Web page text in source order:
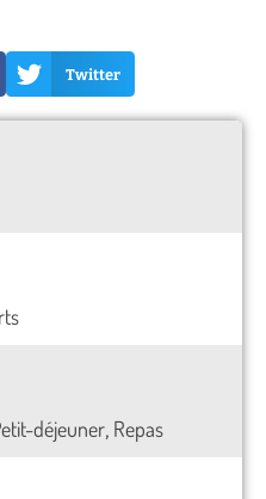
Twitter
déjeuner, Repas